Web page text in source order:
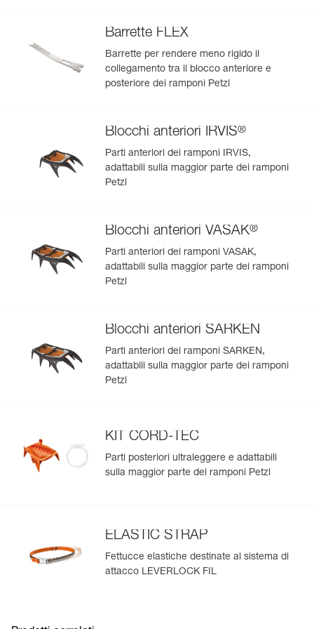
Barrette FLEX
Barrette per rendere meno rigido il
collegamento tra il blocco anteriore e
posteriore dei ramponi Petzl
Blocchi anteriori IRVIS®
Parti anteriori dei ramponi IRVIS,
adattabili sulla maggior parte dei ramponi
Petzl
Blocchi anteriori VASAK®
Parti anteriori dei ramponi VASAK,
adattabili sulla maggior parte dei ramponi
Petzl
Blocchi anteriori SARKEN
Parti anteriori dei ramponi SARKEN,
adattabili sulla maggior parte dei ramponi
Petzl
KIT CORD-TEC
Parti posteriori ultraleggere e adattabili
sulla maggior parte dei ramponi Petzl
ELASTIC STRAP
Fettucce elastiche destinate al sistema di
attacco LEVERLOCK FIL